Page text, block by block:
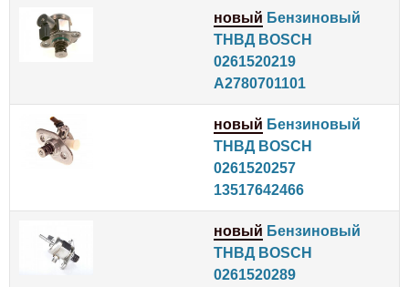
новый Бензиновый
ТНВД BOSCH
0261520219
A2780701101
новый Бензиновый
ТНВД BOSCH
0261520257
13517642466
новый Бензиновый
ТНВД BOSCH
0261520289